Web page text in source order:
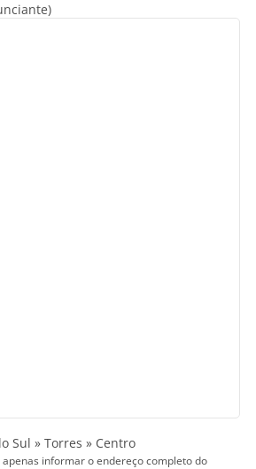
Sul » Torres » Centro
informar o endereço completo do